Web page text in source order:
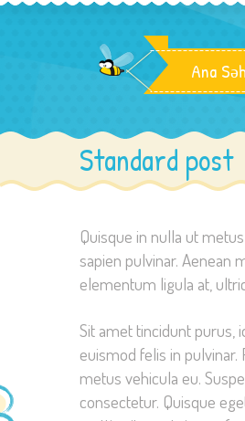
Ana
Standard post
Quisque in nulla ut
sapien pulvinar. Aenean
elementum ligula at,
Sit amet tincidunt purus,
euismod felis in
metus vehicula eu.
consectetur. Quisque